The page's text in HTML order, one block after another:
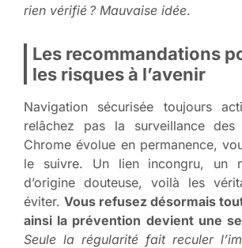
rien vérifié ? Mauvaise idée.
Les recommandations
les risques à l’avenir
Navigation sécurisée toujours
relâchez pas la surveillance
Chrome évolue en permanence,
le suivre. Un lien incongru, un
d’origine douteuse, voilà les
éviter. Vous refusez désormais
ainsi la prévention devient une
Seule la régularité fait reculer